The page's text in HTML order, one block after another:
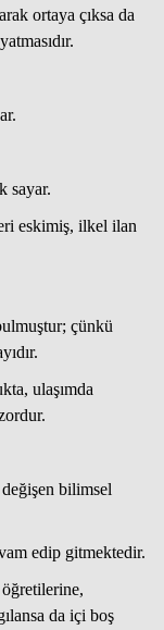
ortaya çıksa da
sayar.
eskimiş, ilkel ilan
çünkü
ulaşımda
bilimsel
edip gitmektedir.
da içi boş